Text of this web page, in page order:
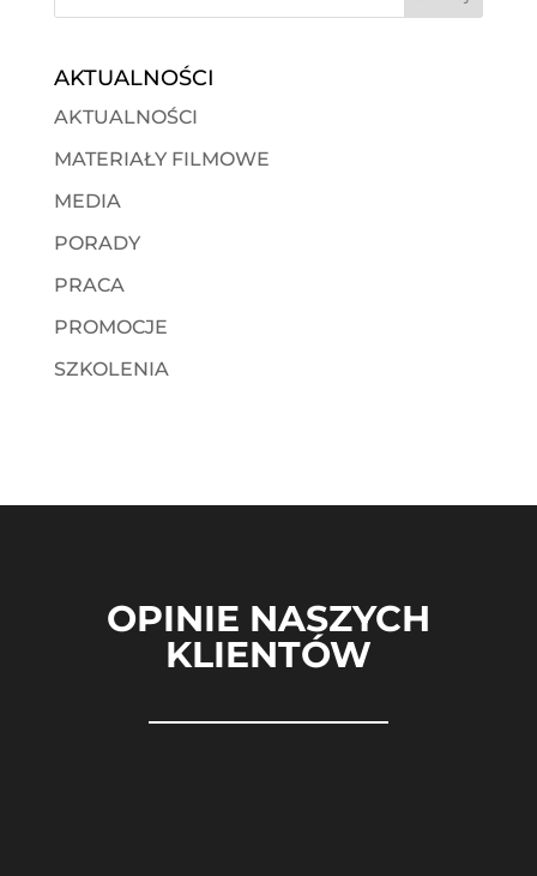
AKTUALNOŚCI
AKTUALNOŚCI
MATERIAŁY FILMOWE
MEDIA
PORADY
PRACA
PROMOCJE
SZKOLENIA
OPINIE NASZYCH
KLIENTÓW